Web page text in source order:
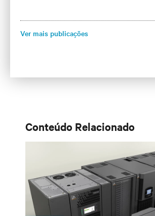
Ver mais publicações
Conteúdo Relacionado